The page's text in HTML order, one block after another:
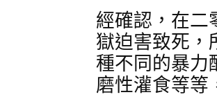
經確認，在二
獄迫害致死，
種不同的暴力
磨性灌食等等